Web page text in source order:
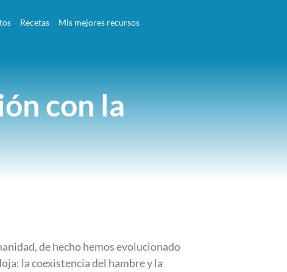
Recetas
Mis mejores recursos
con la
de hecho hemos evolucionado
la coexistencia del hambre y la